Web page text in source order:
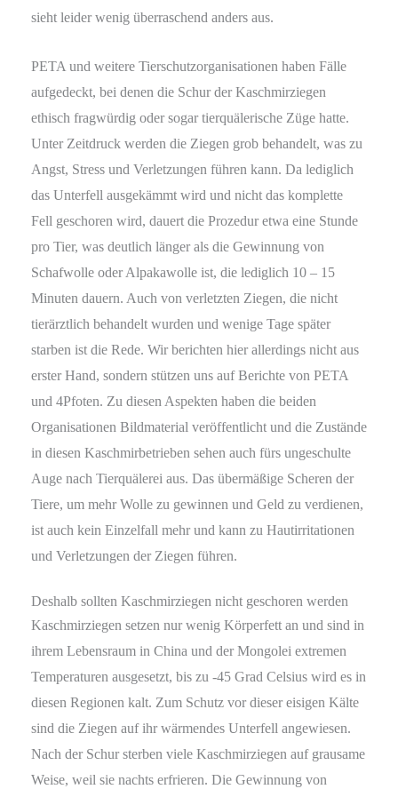
sieht leider wenig überraschend anders aus.
PETA und weitere Tierschutzorganisationen haben Fälle
aufgedeckt, bei denen die Schur der Kaschmirziegen
ethisch fragwürdig oder sogar tierquälerische Züge hatte.
Unter Zeitdruck werden die Ziegen grob behandelt, was zu
Angst, Stress und Verletzungen führen kann. Da lediglich
das Unterfell ausgekämmt wird und nicht das komplette
Fell geschoren wird, dauert die Prozedur etwa eine Stunde
pro Tier, was deutlich länger als die Gewinnung von
Schafwolle oder Alpakawolle ist, die lediglich 10 – 15
Minuten dauern. Auch von verletzten Ziegen, die nicht
tierärztlich behandelt wurden und wenige Tage später
starben ist die Rede. Wir berichten hier allerdings nicht aus
erster Hand, sondern stützen uns auf Berichte von PETA
und 4Pfoten. Zu diesen Aspekten haben die beiden
Organisationen Bildmaterial veröffentlicht und die Zustände
in diesen Kaschmirbetrieben sehen auch fürs ungeschulte
Auge nach Tierquälerei aus. Das übermäßige Scheren der
Tiere, um mehr Wolle zu gewinnen und Geld zu verdienen,
ist auch kein Einzelfall mehr und kann zu Hautirritationen
und Verletzungen der Ziegen führen.
Deshalb sollten Kaschmirziegen nicht geschoren werden
Kaschmirziegen setzen nur wenig Körperfett an und sind in
ihrem Lebensraum in China und der Mongolei extremen
Temperaturen ausgesetzt, bis zu -45 Grad Celsius wird es in
diesen Regionen kalt. Zum Schutz vor dieser eisigen Kälte
sind die Ziegen auf ihr wärmendes Unterfell angewiesen.
Nach der Schur sterben viele Kaschmirziegen auf grausame
Weise, weil sie nachts erfrieren. Die Gewinnung von